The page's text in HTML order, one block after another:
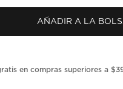
en
la
AÑADIR A LA
en compras superiores a